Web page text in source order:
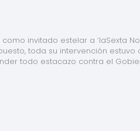
invitado estelar a ‘laSexta
toda su intervención
todo estacazo contra el